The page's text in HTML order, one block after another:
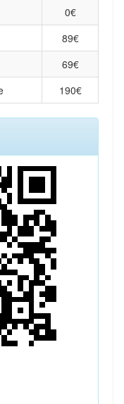
0€
89€
69€
190€